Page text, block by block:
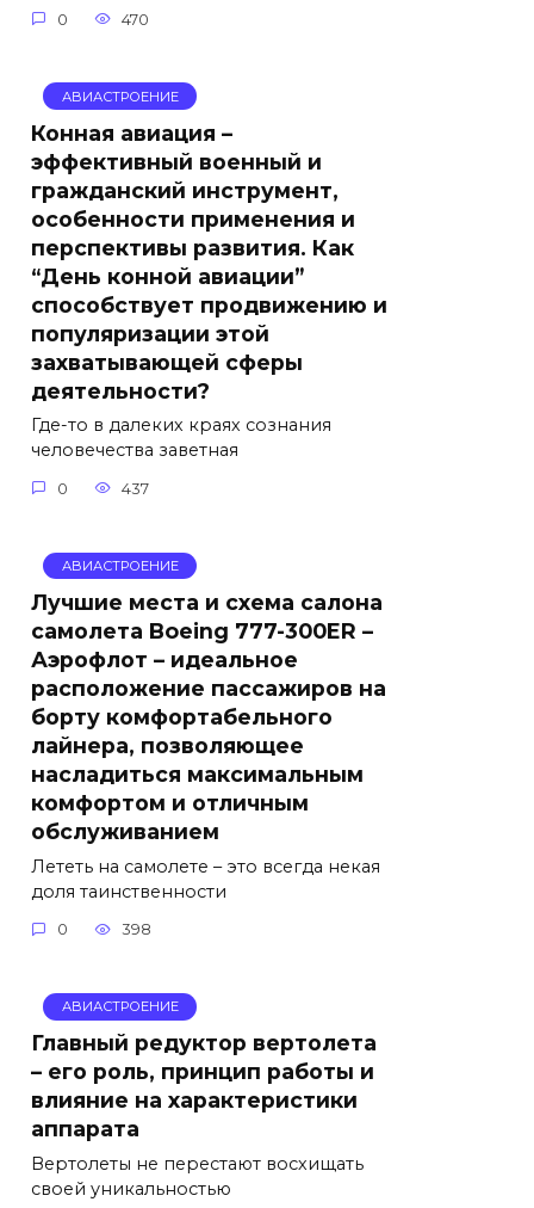
0 470
АВИАСТРОЕНИЕ
Конная авиация –
эффективный военный и
гражданский инструмент,
особенности применения и
перспективы развития. Как
“День конной авиации”
способствует продвижению и
популяризации этой
захватывающей сферы
деятельности?
Где-то в далеких краях сознания
человечества заветная
0 437
АВИАСТРОЕНИЕ
Лучшие места и схема салона
самолета Boeing 777-300ER –
Аэрофлот – идеальное
расположение пассажиров на
борту комфортабельного
лайнера, позволяющее
насладиться максимальным
комфортом и отличным
обслуживанием
Лететь на самолете – это всегда некая
доля таинственности
0 398
АВИАСТРОЕНИЕ
Главный редуктор вертолета
– его роль, принцип работы и
влияние на характеристики
аппарата
Вертолеты не перестают восхищать
своей уникальностью